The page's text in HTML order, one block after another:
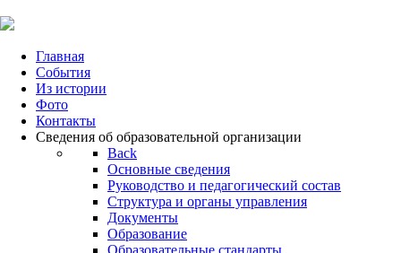
Главная
События
Из истории
Фото
Контакты
Сведения об образовательной организации
Back
Основные сведения
Руководство и педагогический состав
Структура и органы управления
Документы
Образование
Образовательные стандарты